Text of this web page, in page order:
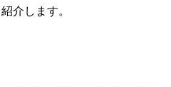
介します。